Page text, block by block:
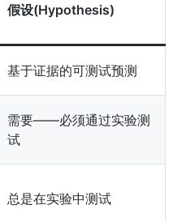
假设(Hypothesis)
基于证据的可测试预测
需要——必须通过实验测
试
总是在实验中测试